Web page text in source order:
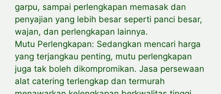
garpu, sampai perlengkapan memasak dan
penyajian yang lebih besar seperti panci besar,
wajan, dan perlengkapan lainnya.
Mutu Perlengkapan: Sedangkan mencari harga
yang terjangkau penting, mutu perlengkapan
juga tak boleh dikompromikan. Jasa persewaan
alat catering terlengkap dan termurah